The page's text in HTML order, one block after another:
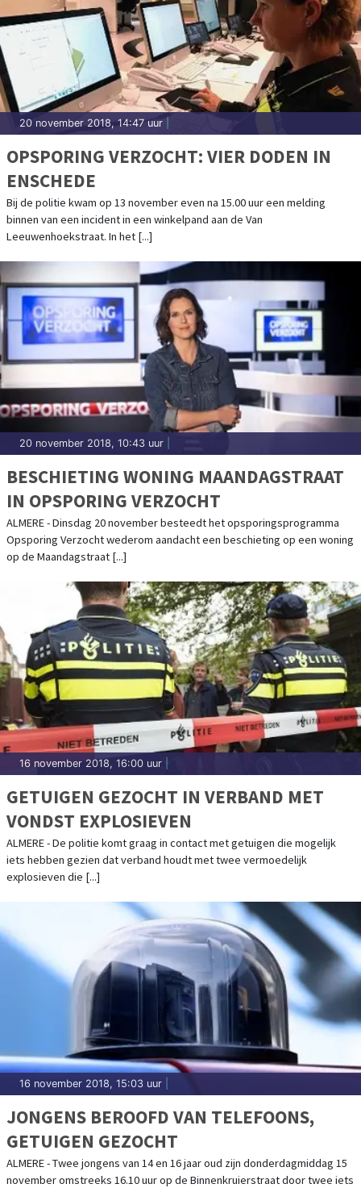
20 november 2018, 14:47 uur
OPSPORING VERZOCHT: VIER DODEN IN
ENSCHEDE
Bij de politie kwam op 13 november even na 15.00 uur een melding
binnen van een incident in een winkelpand aan de Van
Leeuwenhoekstraat. In het [...]
20 november 2018, 10:43 uur
BESCHIETING WONING MAANDAGSTRAAT
IN OPSPORING VERZOCHT
ALMERE - Dinsdag 20 november besteedt het opsporingsprogramma
Opsporing Verzocht wederom aandacht een beschieting op een woning
op de Maandagstraat [...]
16 november 2018, 16:00 uur
GETUIGEN GEZOCHT IN VERBAND MET
VONDST EXPLOSIEVEN
ALMERE - De politie komt graag in contact met getuigen die mogelijk
iets hebben gezien dat verband houdt met twee vermoedelijk
explosieven die [...]
16 november 2018, 15:03 uur
JONGENS BEROOFD VAN TELEFOONS,
GETUIGEN GEZOCHT
ALMERE - Twee jongens van 14 en 16 jaar oud zijn donderdagmiddag 15
november omstreeks 16.10 uur op de Binnenkruierstraat door twee iets